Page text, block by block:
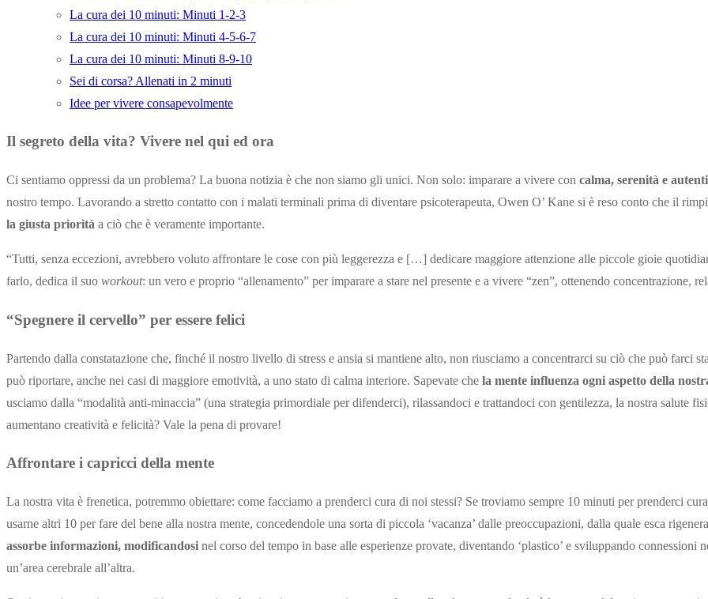
La cura dei 10 minuti: Minuti 1-2-3
La cura dei 10 minuti: Minuti 4-5-6-7
La cura dei 10 minuti: Minuti 8-9-10
Sei di corsa? Allenati in 2 minuti
Idee per vivere consapevolmente
Il segreto della vita? Vivere nel qui ed ora
Ci sentiamo oppressi da un problema? La buona notizia è che non siamo gli unici. Non solo: imparare a vivere con calma, serenità e
nostro tempo. Lavorando a stretto contatto con i malati terminali prima di diventare psicoterapeuta, Owen O’ Kane si è reso conto che il
la giusta priorità a ciò che è veramente importante.
“Tutti, senza eccezioni, avrebbero voluto affrontare le cose con più leggerezza e […] dedicare maggiore attenzione alle piccole gioie
farlo, dedica il suo workout: un vero e proprio “allenamento” per imparare a stare nel presente e a vivere “zen”, ottenendo concentrazione,
“Spegnere il cervello” per essere felici
Partendo dalla constatazione che, finché il nostro livello di stress e ansia si mantiene alto, non riusciamo a concentrarci su ciò che può farci
può riportare, anche nei casi di maggiore emotività, a uno stato di calma interiore. Sapevate che la mente influenza ogni aspetto della
usciamo dalla “modalità anti-minaccia” (una strategia primordiale per difenderci), rilassandoci e trattandoci con gentilezza, la nostra salute
aumentano creatività e felicità? Vale la pena di provare!
Affrontare i capricci della mente
La nostra vita è frenetica, potremmo obiettare: come facciamo a prenderci cura di noi stessi? Se troviamo sempre 10 minuti per prenderci
usarne altri 10 per fare del bene alla nostra mente, concedendole una sorta di piccola ‘vacanza’ dalle preoccupazioni, dalla quale esca
assorbe informazioni, modificandosi nel corso del tempo in base alle esperienze provate, diventando ‘plastico’ e sviluppando
un’area cerebrale all’altra.